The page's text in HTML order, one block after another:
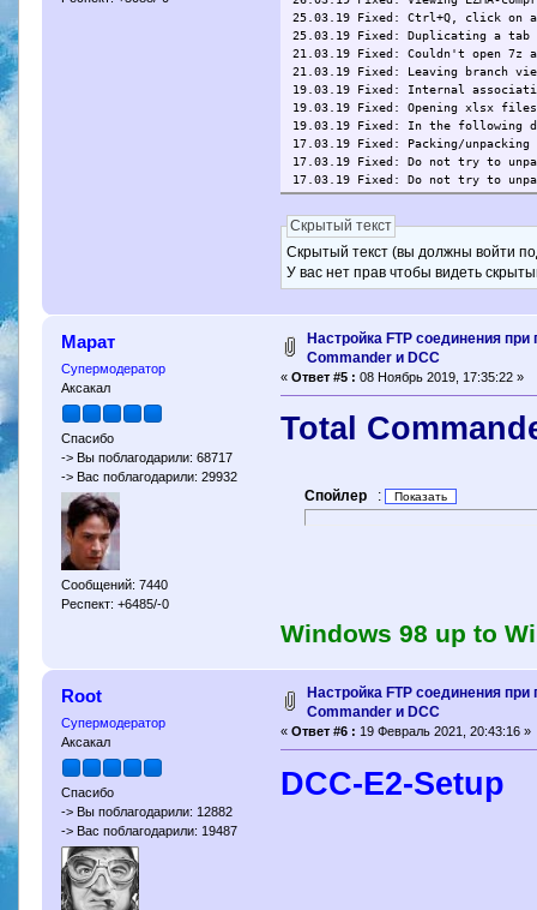
25.03.19 Fixed: Ctrl+Q, click on
25.03.19 Fixed: Duplicating a
21.03.19 Fixed: Couldn't open 7z
21.03.19 Fixed: Leaving branch
19.03.19 Fixed: Internal
19.03.19 Fixed: Opening xlsx
19.03.19 Fixed: In the following
17.03.19 Fixed: Packing/
17.03.19 Fixed: Do not try to
17.03.19 Fixed: Do not try to
17.03.19 Fixed: Width of drive
17.03.19 Fixed: Icons in file lists
Скрытый текст
Скрытый текст (вы должны войти
У вас нет прав чтобы видеть
Марат
Супермодератор
Аксакал
Спасибо
-> Вы поблагодарили: 68717
-> Вас поблагодарили: 29932
Сообщений: 7440
Респект: +6485/-0
Настройка FTP соединения
Commander и DCC
«Ответ #5 : 08 Ноябрь 2019, 17:35:22 »
Total
Спойлер :
Windows 98 up to
Root
Супермодератор
Аксакал
Спасибо
-> Вы поблагодарили: 12882
-> Вас поблагодарили: 19487
Настройка FTP соединения
Commander и DCC
«Ответ #6 : 19 Февраль 2021, 20:43:16 »
DCC-E2-Setup